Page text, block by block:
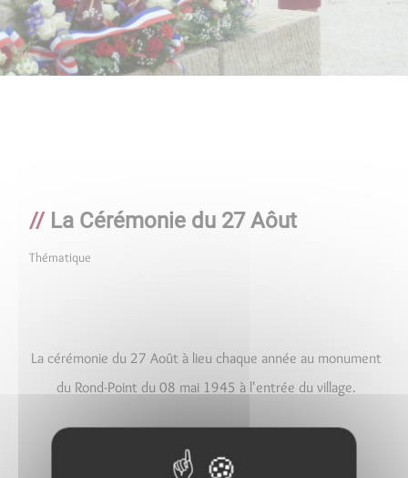
La Cérémonie du 27 Aôut
Thématique
La cérémonie du 27 Août à lieu chaque année au monument
du Rond-Point du 08 mai 1945 à l'entrée du village.